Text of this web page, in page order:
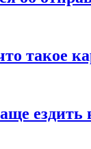
такое
ездить